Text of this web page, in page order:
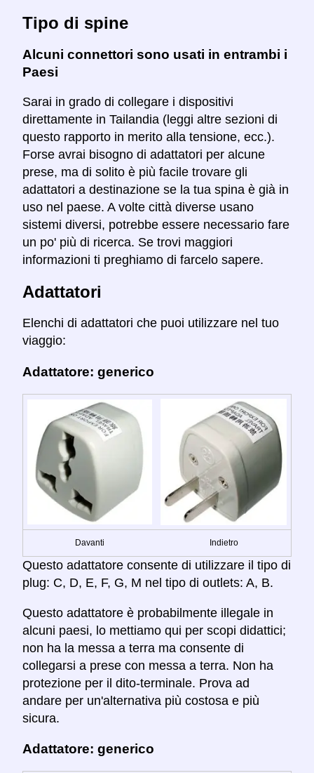
Tipo di spine
Alcuni connettori sono usati in entrambi i
Paesi
Sarai in grado di collegare i dispositivi
direttamente in Tailandia (leggi altre sezioni di
questo rapporto in merito alla tensione, ecc.).
Forse avrai bisogno di adattatori per alcune
prese, ma di solito è più facile trovare gli
adattatori a destinazione se la tua spina è già in
uso nel paese. A volte città diverse usano
sistemi diversi, potrebbe essere necessario fare
un po' più di ricerca. Se trovi maggiori
informazioni ti preghiamo di farcelo sapere.
Adattatori
Elenchi di adattatori che puoi utilizzare nel tuo
viaggio:
Adattatore: generico
Davanti Indietro
Questo adattatore consente di utilizzare il tipo di
plug: C, D, E, F, G, M nel tipo di outlets: A, B.
Questo adattatore è probabilmente illegale in
alcuni paesi, lo mettiamo qui per scopi didattici;
non ha la messa a terra ma consente di
collegarsi a prese con messa a terra. Non ha
protezione per il dito-terminale. Prova ad
andare per un'alternativa più costosa e più
sicura.
Adattatore: generico